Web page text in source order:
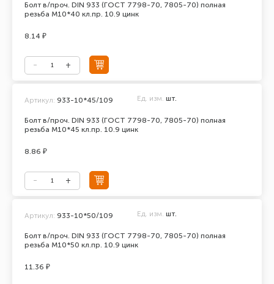
Болт в/проч. DIN 933 (ГОСТ 7798-70, 7805-70) полная
резьба М10*40 кл.пр. 10.9 цинк
8.14 ₽
Болт в/проч. DIN 933 (ГОСТ 7798-70, 7805-70) полная
резьба М10*45 кл.пр. 10.9 цинк
Артикул: 933-10*45/109 Ед. изм. шт.
8.86 ₽
Болт в/проч. DIN 933 (ГОСТ 7798-70, 7805-70) полная
резьба М10*50 кл.пр. 10.9 цинк
Артикул: 933-10*50/109 Ед. изм. шт.
11.36 ₽